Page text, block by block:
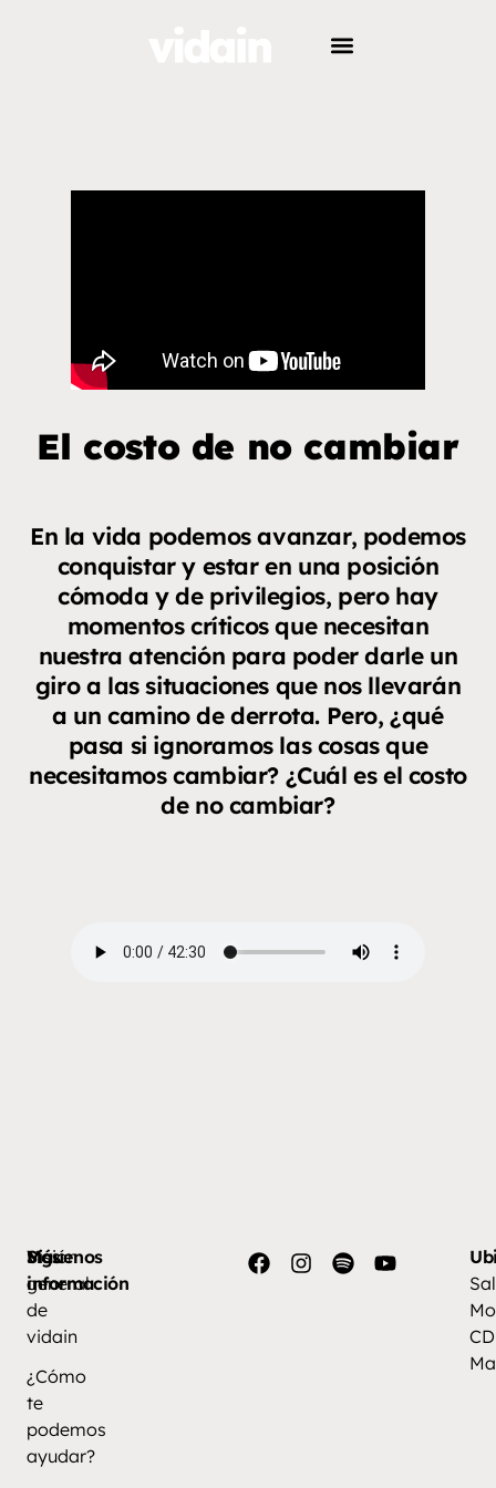
El costo de no cambiar
En la vida podemos avanzar, podemos
conquistar y estar en una posición
cómoda y de privilegios, pero hay
momentos críticos que necesitan
nuestra atención para poder darle un
giro a las situaciones que nos llevarán
a un camino de derrota. Pero, ¿qué
pasa si ignoramos las cosas que
necesitamos cambiar? ¿Cuál es el costo
de no cambiar?
Más
información
Visión
general
de
vidain
¿Cómo
te
podemos
ayudar?
Síguenos